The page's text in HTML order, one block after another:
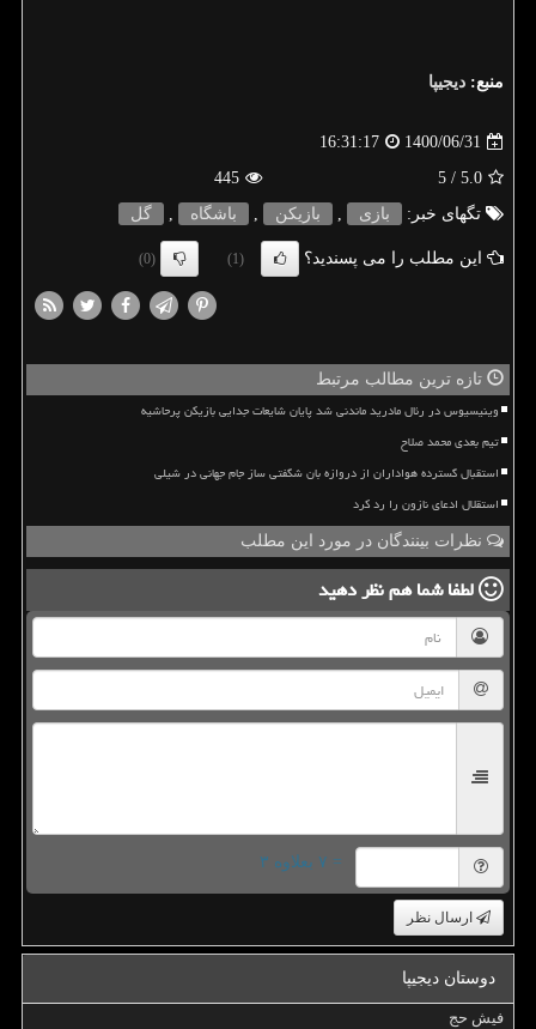
منبع: دیجیپا
1400/06/31
16:31:17
5.0
/ 5
445
تگهای خبر:
بازی , بازیكن , باشگاه , گل
این مطلب را می پسندید؟ (1)
(0)
تازه ترین مطالب مرتبط
وینیسیوس در رئال مادرید ماندنی شد پایان شایعات جدایی بازیکن پرحاشیه
تیم بعدی محمد صلاح
استقبال گسترده هواداران از دروازه بان شگفتی ساز جام جهانی در شیلی
استقلال ادعای نازون را رد کرد
نظرات بینندگان در مورد این مطلب
لطفا شما همنظر دهید
= ۷ بعلاوه ۳
ارسال نظر
دوستان دیجیپا
فیش حج